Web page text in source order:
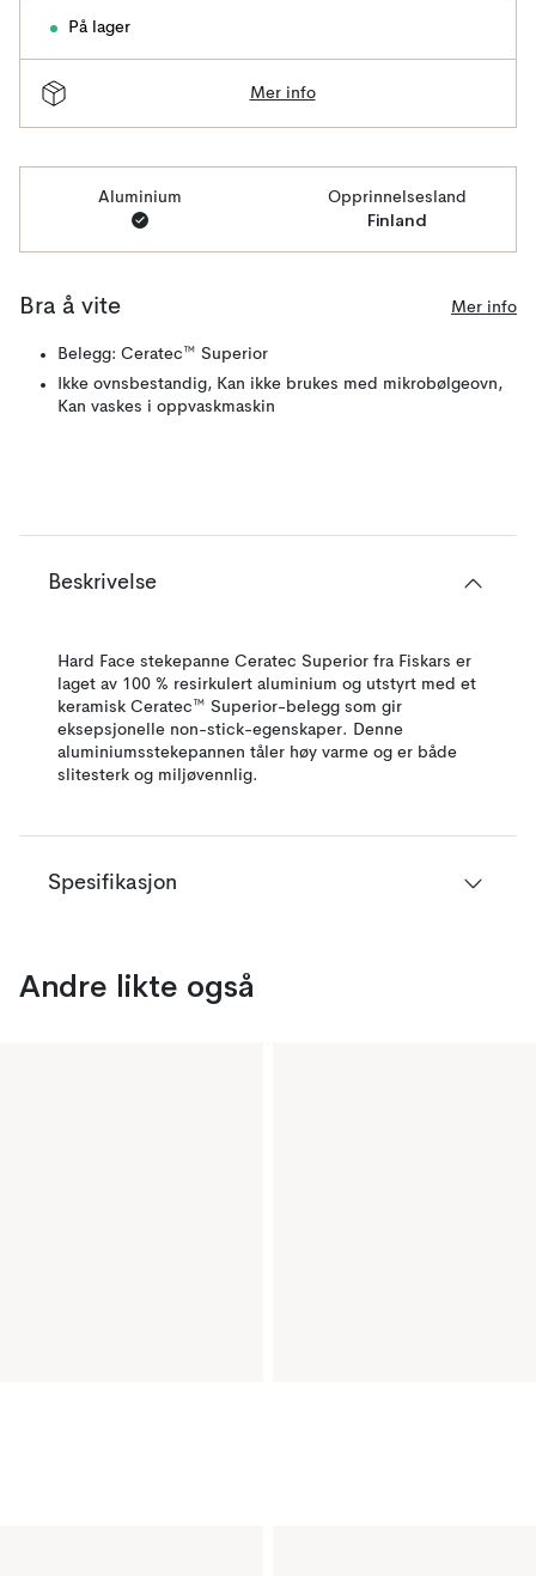
På lager
Mer info
Aluminium Opprinnelsesland
Finland
Bra å vite Mer info
Belegg: Ceratec™ Superior
Ikke ovnsbestandig, Kan ikke brukes med mikrobølgeovn,
Kan vaskes i oppvaskmaskin
Beskrivelse
Hard Face stekepanne Ceratec Superior fra Fiskars er
laget av 100 % resirkulert aluminium og utstyrt med et
keramisk Ceratec™ Superior-belegg som gir
eksepsjonelle non-stick-egenskaper. Denne
aluminiumsstekepannen tåler høy varme og er både
slitesterk og miljøvennlig.
Spesifikasjon
Andre likte også